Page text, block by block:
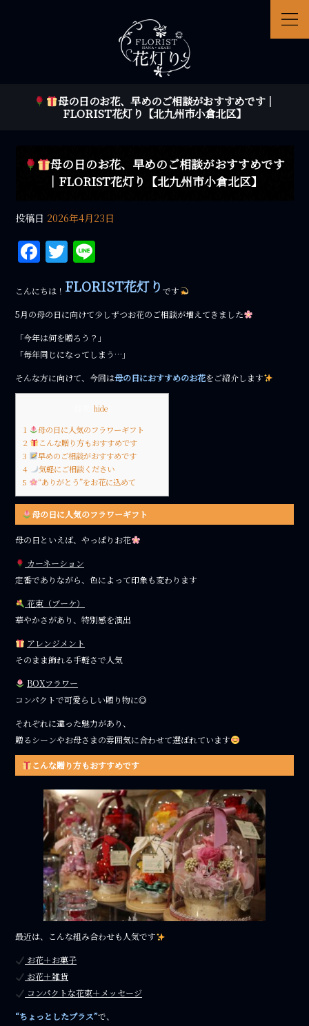
母の日のお花、早めのご相談がおすすめです｜
FLORIST花灯り【北九州市小倉北区】
母の日のお花、早めのご相談がおすすめです
｜FLORIST花灯り【北九州市小倉北区】
投稿日 2026年4月23日
F
a
c
e
b
o
o
T
w
it
te
r
n
e
こんにちは！ FLORIST花灯りです
5月の母の日に向けて少しずつお花のご相談が増えてきました
「今年は何を贈ろう？」
「毎年同じになってしまう…」
そんな方に向けて、今回は母の日におすすめのお花をご紹介します
[hide
1
母の日に人気のフラワーギフト
2
こんな贈り方もおすすめです
3
早めのご相談がおすすめです
4
気軽にご相談ください
5
“ありがとう”をお花に込めて
母の日に人気のフラワーギフト
母の日といえば、やっぱりお花
カーネーション
定番でありながら、色によって印象も変わります
花束（ブーケ）
華やかさがあり、特別感を演出
アレンジメント
そのまま飾れる手軽さで人気
BOXフラワー
コンパクトで可愛らしい贈り物に◎
それぞれに違った魅力があり、
贈るシーンやお母さまの雰囲気に合わせて選ばれています
こんな贈り方もおすすめです
最近は、こんな組み合わせも人気です
お花＋お菓子
お花＋雑貨
コンパクトな花束＋メッセージ
“ちょっとしたプラス”で、